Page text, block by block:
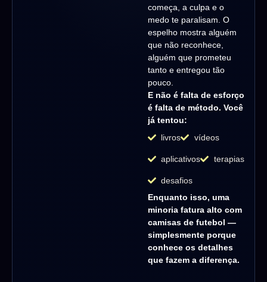
começa, a culpa e o
medo te paralisam. O
espelho mostra alguém
que não reconhece,
alguém que prometeu
tanto e entregou tão
pouco.
E não é falta de esforço
é falta de método. Você
já tentou:
livros
vídeos
aplicativos terapias
desafios
Enquanto isso, uma
minoria fatura alto com
camisas de futebol —
simplesmente porque
conhece os detalhes
que fazem a diferença.